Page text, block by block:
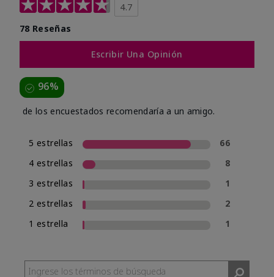
4.7
78 Reseñas
Escribir Una Opinión
96%
de los encuestados recomendaría a un amigo.
5 estrellas
66
4 estrellas
8
3 estrellas
1
2 estrellas
2
1 estrella
1